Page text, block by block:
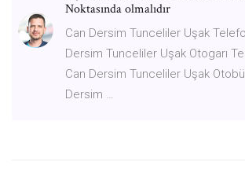
Noktasında olmalıdır
Can Dersim Tunceliler Uşak
Dersim Tunceliler Uşak Otogarı
Can Dersim Tunceliler Uşak
Dersim …